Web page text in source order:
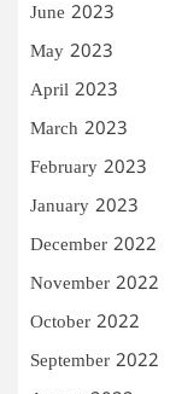
June 2023
May 2023
April 2023
March 2023
February 2023
January 2023
December 2022
November 2022
October 2022
September 2022